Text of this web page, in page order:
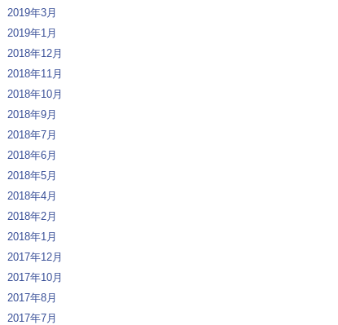
2019年3月
2019年1月
2018年12月
2018年11月
2018年10月
2018年9月
2018年7月
2018年6月
2018年5月
2018年4月
2018年2月
2018年1月
2017年12月
2017年10月
2017年8月
2017年7月